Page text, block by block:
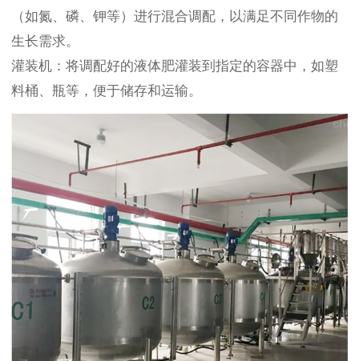
（如氮、磷、钾等）进行混合调配，以满足不同作物的
生长需求。
灌装机：将调配好的液体肥灌装到指定的容器中，如塑
料桶、瓶等，便于储存和运输。